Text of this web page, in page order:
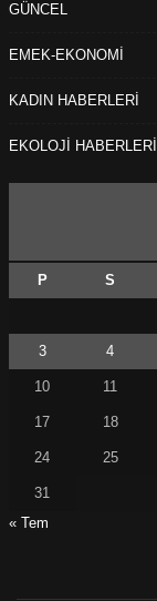
GÜNCEL
EMEK-EKONOMİ
KADIN HABERLERİ
EKOLOJİ HABERLERİ
P S
3 4
10 11
17 18
24 25
31
« Tem